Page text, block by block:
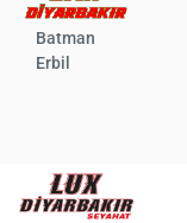
Batman
Erbil